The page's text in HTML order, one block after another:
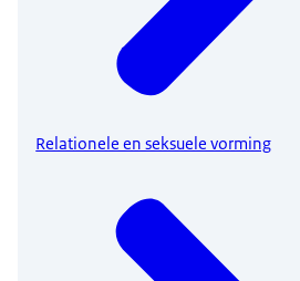
Relationele en seksuele vorming